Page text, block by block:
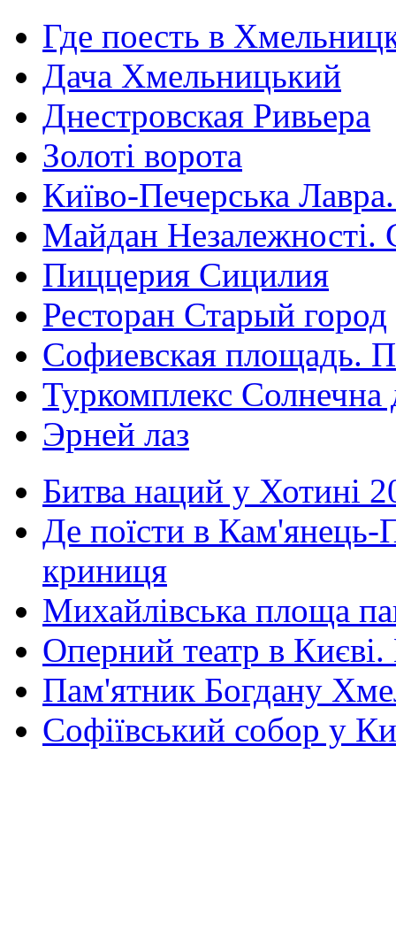
Где поесть в
Дача Хмельницький
Днестровская Ривьера
Золоті ворота
Київо-Печерська
Майдан Незалежності.
Пиццерия Сицилия
Ресторан Старый город
Софиевская площадь.
Туркомплекс Солнечна
Эрней лаз
Битва наций у Хотині
Де поїсти в Кам'янець-
криниця
Михайлівська площа
Оперний театр в
Пам'ятник Богдану
Софіївський собор у